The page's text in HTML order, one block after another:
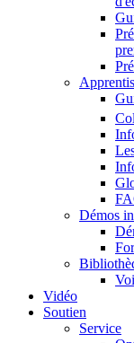
Démos
Vidéo
Soutien
Service